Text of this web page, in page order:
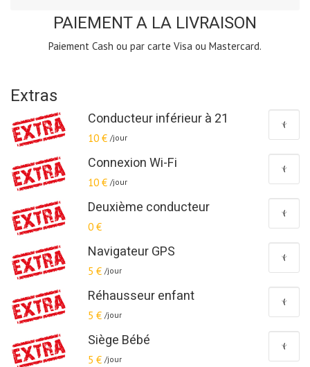
PAIEMENT A LA LIVRAISON
Paiement Cash ou par carte Visa ou Mastercard.
Extras
Conducteur inférieur à 21
10 € /jour
Connexion Wi-Fi
10 € /jour
Deuxième conducteur
0 €
Navigateur GPS
5 € /jour
Réhausseur enfant
5 € /jour
Siège Bébé
5 € /jour